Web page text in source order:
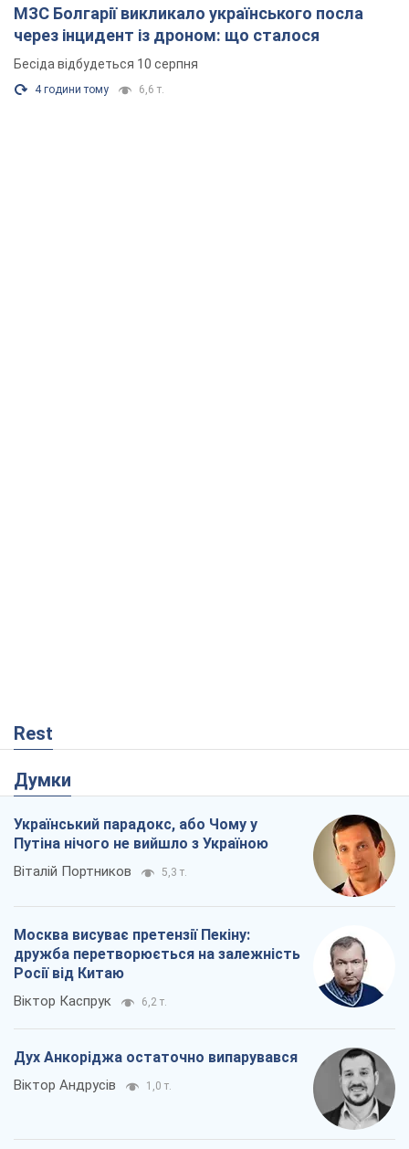
МЗС Болгарії викликало українського посла
через інцидент із дроном: що сталося
Бесіда відбудеться 10 серпня
4 години тому 6,6 т.
Rest
Думки
Український парадокс, або Чому у
Путіна нічого не вийшло з Україною
Віталій Портников 5,3 т.
Москва висуває претензії Пекіну:
дружба перетворюється на залежність
Росії від Китаю
Віктор Каспрук 6,2 т.
Дух Анкоріджа остаточно випарувався
Віктор Андрусів 1,0 т.